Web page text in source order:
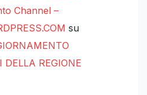
Channel –
su
DELLA REGIONE